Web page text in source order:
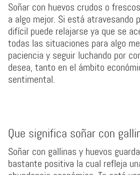
Soñar con huevos crudos o
a algo mejor. Si está atravesando
difícil puede relajarse ya que se
todas las situaciones para algo
paciencia y seguir luchando por
desea, tanto en el ámbito
sentimental.
Que significa soñar con
Soñar con gallinas y huevos
bastante positiva la cual refleja